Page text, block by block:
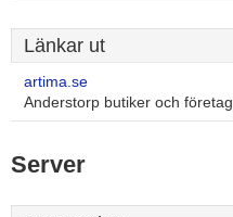
Länkar ut
artima.se
Anderstorp butiker och företag
Server